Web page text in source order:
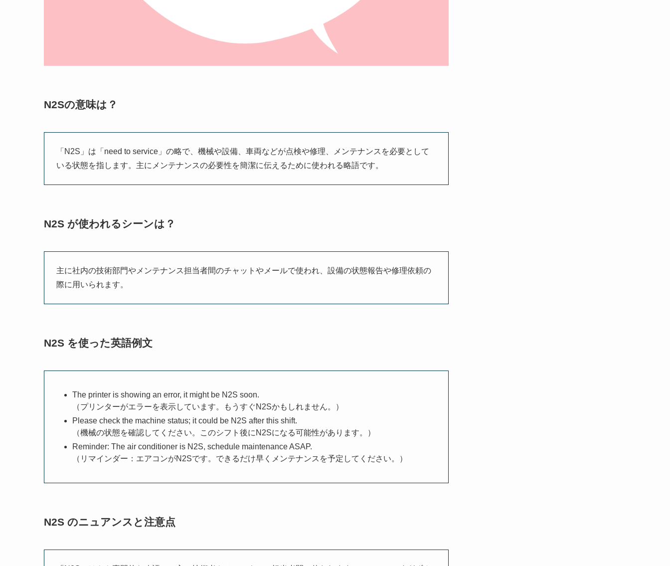
N2Sの意味は？
「N2S」は「need to service」の略で、機械や設備、車両などが点検や修理、メンテナンスを必要として
いる状態を指します。主にメンテナンスの必要性を簡潔に伝えるために使われる略語です。
N2S が使われるシーンは？
主に社内の技術部門やメンテナンス担当者間のチャットやメールで使われ、設備の状態報告や修理依頼の
際に用いられます。
N2S を使った英語例文
The printer is showing an error, it might be N2S soon.
（プリンターがエラーを表示しています。もうすぐN2Sかもしれません。）
Please check the machine status; it could be N2S after this shift.
（機械の状態を確認してください。このシフト後にN2Sになる可能性があります。）
Reminder: The air conditioner is N2S, schedule maintenance ASAP.
（リマインダー：エアコンがN2Sです。できるだけ早くメンテナンスを予定してください。）
N2S のニュアンスと注意点